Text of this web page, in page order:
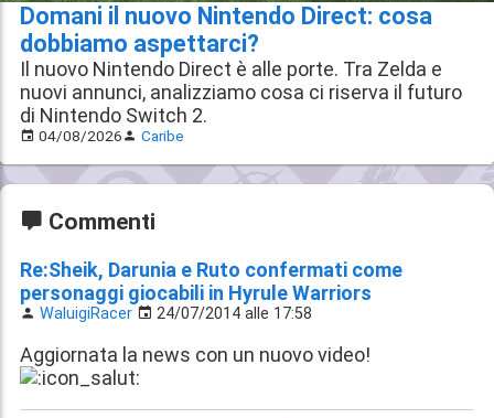
Domani il nuovo Nintendo Direct: cosa
dobbiamo aspettarci?
Il nuovo Nintendo Direct è alle porte. Tra Zelda e
nuovi annunci, analizziamo cosa ci riserva il futuro
di Nintendo Switch 2.
04/08/2026 Caribe
Commenti
Re:Sheik, Darunia e Ruto confermati come
personaggi giocabili in Hyrule Warriors
WaluigiRacer 24/07/2014 alle 17:58
Aggiornata la news con un nuovo video!